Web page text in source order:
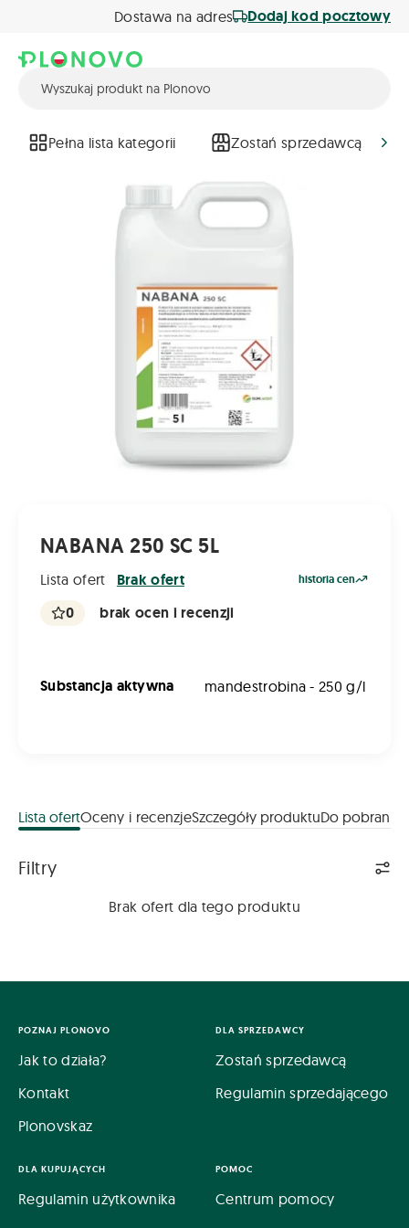
Dostawa na adres Dodaj kod pocztowy
Pełna lista kategorii Zostań sprzedawcą
NABANA 250 SC 5L
Lista ofert Brak ofert historia cen
0 brak ocen i recenzji
Substancja aktywna mandestrobina - 250 g/l
Lista ofertOceny i recenzjeSzczegóły produktuDo pobrania
Filtry
Brak ofert dla tego produktu
POZNAJ PLONOVO
Jak to działa?
Kontakt
Plonovskaz
DLA SPRZEDAWCY
Zostań sprzedawcą
Regulamin sprzedającego
DLA KUPUJĄCYCH
Regulamin użytkownika
POMOC
Centrum pomocy